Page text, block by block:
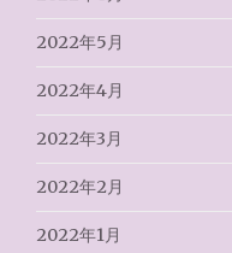
2022年5月
2022年4月
2022年3月
2022年2月
2022年1月